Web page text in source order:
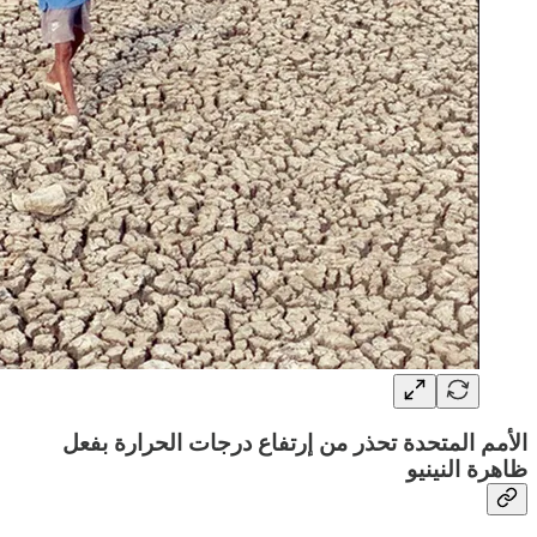
الأمم المتحدة تحذر من إرتفاع درجات الحرارة بفعل
ظاهرة النينيو